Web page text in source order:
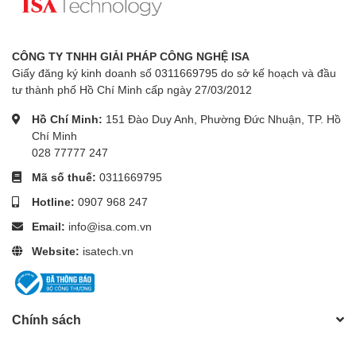
CÔNG TY TNHH GIẢI PHÁP CÔNG NGHỆ ISA
Giấy đăng ký kinh doanh số 0311669795 do sở kế hoạch và đầu
tư thành phố Hồ Chí Minh cấp ngày 27/03/2012
Hồ Chí Minh: 151 Đào Duy Anh, Phường Đức Nhuận, TP. Hồ
Chí Minh
028 77777 247
Mã số thuế: 0311669795
Hotline: 0907 968 247
Email: info@isa.com.vn
Website: isatech.vn
Chính sách